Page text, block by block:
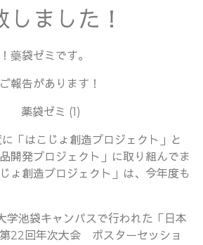
ました！
藥袋ゼミです。
報告があります！
「はこじょ創造プロジェクト」と
開発プロジェクト」に取り組んでま
ょ創造プロジェクト」は、今年度も
学池袋キャンパスで行われた「日本
22回年次大会 ポスターセッショ